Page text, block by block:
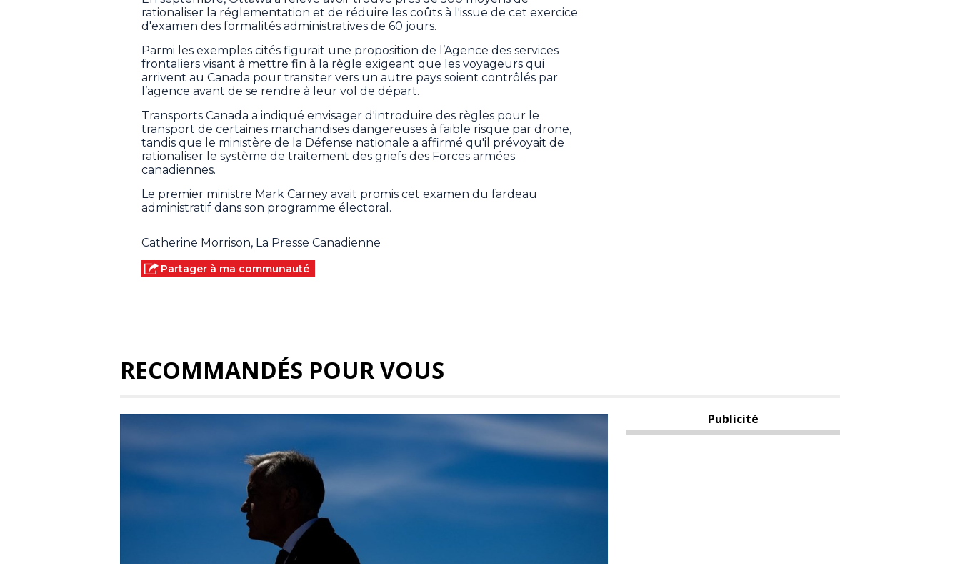
rationaliser la réglementation et de réduire les coûts à l'issue de cet exercice
d'examen des formalités administratives de 60 jours.
Parmi les exemples cités figurait une proposition de l’Agence des services
frontaliers visant à mettre fin à la règle exigeant que les voyageurs qui
arrivent au Canada pour transiter vers un autre pays soient contrôlés par
l’agence avant de se rendre à leur vol de départ.
Transports Canada a indiqué envisager d'introduire des règles pour le
transport de certaines marchandises dangereuses à faible risque par drone,
tandis que le ministère de la Défense nationale a affirmé qu'il prévoyait de
rationaliser le système de traitement des griefs des Forces armées
canadiennes.
Le premier ministre Mark Carney avait promis cet examen du fardeau
administratif dans son programme électoral.
Catherine Morrison, La Presse Canadienne
Partager à ma communauté
RECOMMANDÉS POUR VOUS
Publicité